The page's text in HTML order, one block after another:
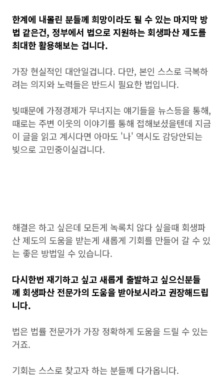
한계에 내몰린 분들께 희망이라도 될 수 있는 마지막 방
법 같은건, 정부에서 법으로 지원하는 회생파산 제도를
최대한 활용해보는 겁니다.
가장 현실적인 대안일겁니다. 다만, 본인 스스로 극복하
려는 의지와 노력들은 반드시 필요한 법입니다.
빚때문에 가정경제가 무너지는 얘기들을 뉴스등을 통해,
때로는 주변 이웃의 이야기를 통해 접해보셨을텐데 지금
이 글을 읽고 계시다면 아마도 '나' 역시도 감당안되는
빚으로 고민중이실겁니다.
해결은 하고 싶은데 모든게 녹록치 않다 싶을때 회생파
산 제도의 도움을 받는게 새롭게 기회를 만들어 갈 수 있
는 좋은 방법일 수 있습니다.
다시한번 재기하고 싶고 새롭게 출발하고 싶으신분들
께 회생파산 전문가의 도움을 받아보시라고 권장해드립
니다.
법은 법률 전문가가 가장 정확하게 도움을 드릴 수 있는
거죠.
기회는 스스로 찾고자 하는 분들께 다가옵니다.